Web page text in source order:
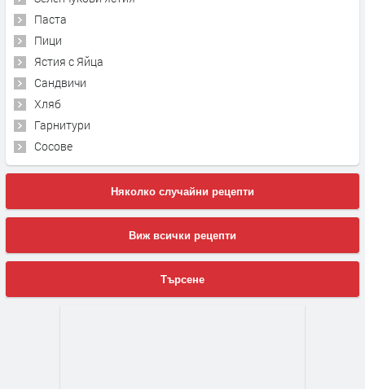
Паста
Пици
Ястия с Яйца
Сандвичи
Хляб
Гарнитури
Сосове
Няколко случайни рецепти
Виж всички рецепти
Търсене